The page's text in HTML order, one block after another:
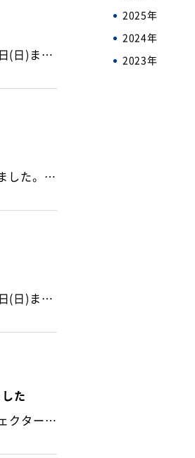
お客様各位 平素は格別のご高配を賜り厚く御礼申し上げます。 誠に勝手ながら、12月29日(日)から1月5日(日)まで休業日とさせて頂きます。 休業期間中にお問い合わせいただきました、メールに関しては、1月6日(月)より順次ご対応させていただきます。 ご迷惑をお掛けいたしますが、何卒ご了承くださいますよう宜しくお願い申し上げます。
弊社で、活動を行っているユニセフ募金(ユニセフ・マンスリーサポート)に対して、感謝状を拝受いたしました。 これからも微力ではありますが、サポート活動を続けていければと思います。 2024年10月1日
お客様各位 平素は格別のご高配を賜り、厚く御礼申し上げます。 誠に勝手ながら8月14日(水)から8月18日(日)まで夏季休業(お盆休み)とさせていただきます。 お客様には大変ご迷惑をお掛け致しますが、何卒ご理解いただきますようお願い申し上げます。 お盆休み中に頂いたお問合せについては、お盆休み期間終了後に順次回答させていただきます。 2024年 盛夏
た
常陽銀行の寄贈サービス付私募債「未来の夢応援債」を活用して、石岡市立園部中学校へ「高性能型プロジェクター」を寄贈した記事が掲載されました。 日本工業経済新聞 2024年5月30日付 茨城新聞 2024年5月31日付
2025年
2024年
2023年